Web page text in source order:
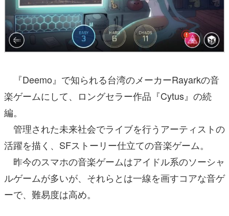
『Deemo』で知られる台湾のメーカーRayarkの音
楽ゲームにして、ロングセラー作品『Cytus』の続
編。
管理された未来社会でライブを行うアーティストの
活躍を描く、SFストーリー仕立ての音楽ゲーム。
昨今のスマホの音楽ゲームはアイドル系のソーシャ
ルゲームが多いが、それらとは一線を画すコアな音ゲ
ーで、難易度は高め。